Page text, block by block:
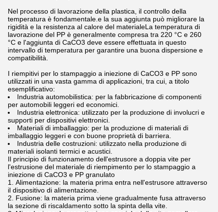
Nel processo di lavorazione della plastica, il controllo della
temperatura è fondamentale.e la sua aggiunta può migliorare la
rigidità e la resistenza al calore del materialeLa temperatura di
lavorazione del PP è generalmente compresa tra 220 °C e 260
°C e l'aggiunta di CaCO3 deve essere effettuata in questo
intervallo di temperatura per garantire una buona dispersione e
compatibilità.
I riempitivi per lo stampaggio a iniezione di CaCO3 e PP sono
utilizzati in una vasta gamma di applicazioni, tra cui, a titolo
esemplificativo:
Industria automobilistica: per la fabbricazione di componenti
per automobili leggeri ed economici.
Industria elettronica: utilizzato per la produzione di involucri e
supporti per dispositivi elettronici.
Materiali di imballaggio: per la produzione di materiali di
imballaggio leggeri e con buone proprietà di barriera.
Industria delle costruzioni: utilizzato nella produzione di
materiali isolanti termici e acustici.
Il principio di funzionamento dell'estrusore a doppia vite per
l'estrusione del materiale di riempimento per lo stampaggio a
iniezione di CaCO3 e PP granulato
Alimentazione: la materia prima entra nell'estrusore attraverso
il dispositivo di alimentazione.
Fusione: la materia prima viene gradualmente fusa attraverso
la sezione di riscaldamento sotto la spinta della vite.